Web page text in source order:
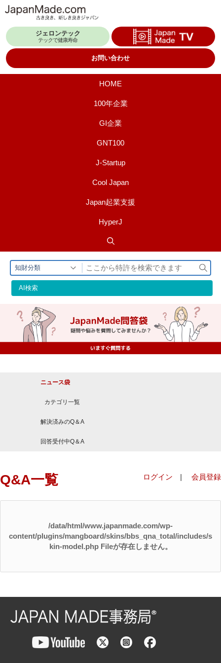
テ
ジェロンテック
テックで健康寿命
お問い合わせ
HOME
100年企業
GI企業
GNT100
J-Startup
Cool Japan
Japan起業支援
HyperJ
知財分類
検
索
AI検索
ニュース袋
カテゴリ一覧
解決済みのQ＆A
回答受付中Q＆A
Q&A一覧 ログイン | 会員登録
/data/html/www.japanmade.com/wp-
content/plugins/mangboard/skins/bbs_qna_total/includes/s
kin-model.php Fileが存在しません。